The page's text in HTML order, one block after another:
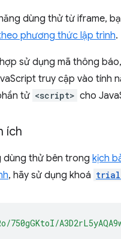
dùng thử từ iframe,
phương thức lập trình.
sử dụng mã thông
truy cập vào tính
tử <script> cho
ích
dùng thử bên trong kịch
, hãy sử dụng khoá
750gGKtoI/